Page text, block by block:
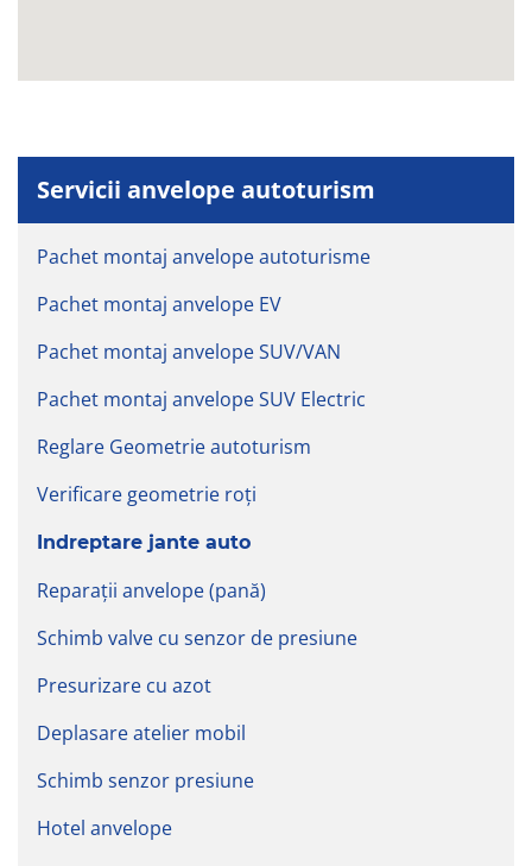
Servicii anvelope autoturism
Pachet montaj anvelope autoturisme
Pachet montaj anvelope EV
Pachet montaj anvelope SUV/VAN
Pachet montaj anvelope SUV Electric
Reglare Geometrie autoturism
Verificare geometrie roți
Indreptare jante auto
Reparații anvelope (pană)
Schimb valve cu senzor de presiune
Presurizare cu azot
Deplasare atelier mobil
Schimb senzor presiune
Hotel anvelope